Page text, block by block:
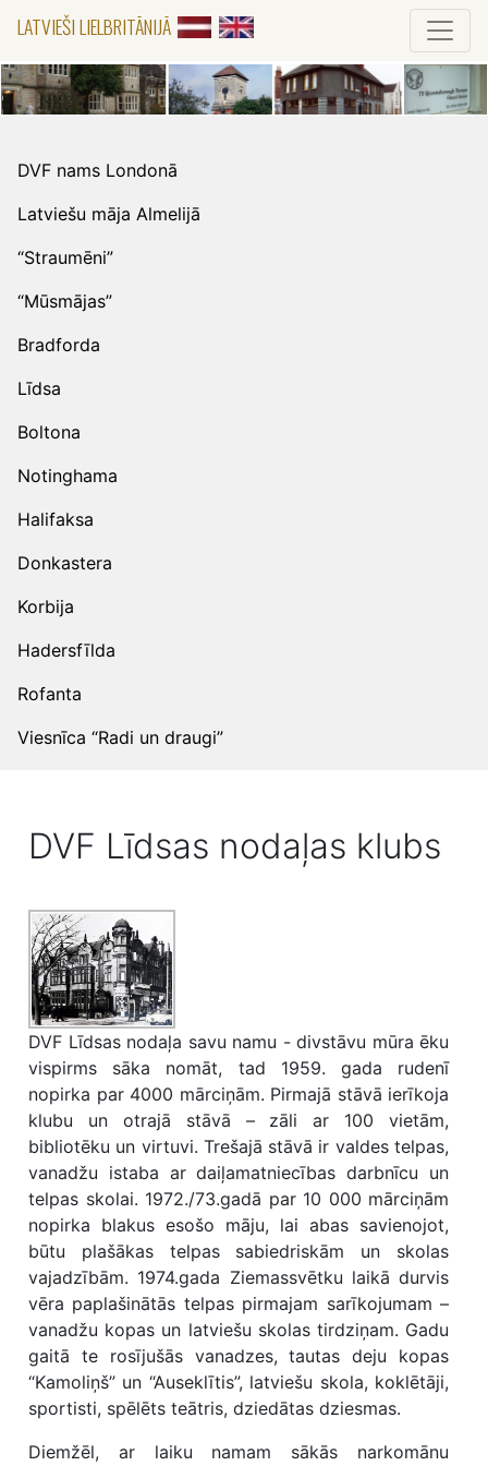
LATVIEŠI LIELBRITĀNIJĀ
DVF nams Londonā
Latviešu māja Almelijā
“Straumēni”
“Mūsmājas”
Bradforda
Līdsa
Boltona
Notinghama
Halifaksa
Donkastera
Korbija
Hadersfīlda
Rofanta
Viesnīca “Radi un draugi”
DVF Līdsas nodaļas klubs
DVF Līdsas nodaļa savu namu - divstāvu mūra ēku
vispirms sāka nomāt, tad 1959. gada rudenī
nopirka par 4000 mārciņām. Pirmajā stāvā ierīkoja
klubu un otrajā stāvā – zāli ar 100 vietām,
bibliotēku un virtuvi. Trešajā stāvā ir valdes telpas,
vanadžu istaba ar daiļamatniecības darbnīcu un
telpas skolai. 1972./73.gadā par 10 000 mārciņām
nopirka blakus esošo māju, lai abas savienojot,
būtu plašākas telpas sabiedriskām un skolas
vajadzībām. 1974.gada Ziemassvētku laikā durvis
vēra paplašinātās telpas pirmajam sarīkojumam –
vanadžu kopas un latviešu skolas tirdziņam. Gadu
gaitā te rosījušās vanadzes, tautas deju kopas
“Kamoliņš” un “Auseklītis”, latviešu skola, koklētāji,
sportisti, spēlēts teātris, dziedātas dziesmas.
Diemžēl, ar laiku namam sākās narkomānu